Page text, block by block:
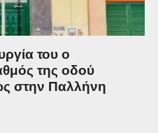
του ο
της οδού
στην Παλλήνη